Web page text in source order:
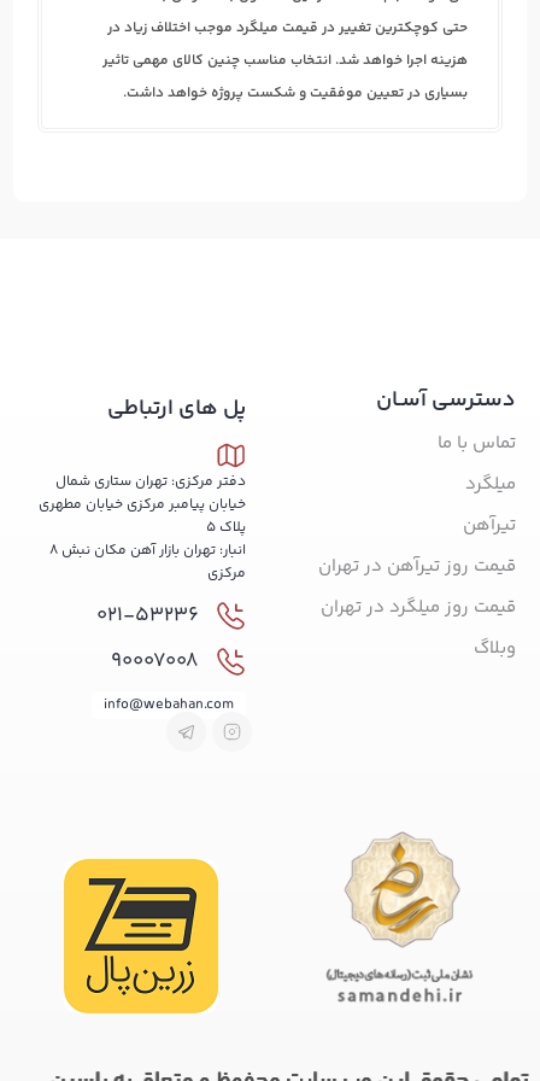
حتی کوچکترین تغییر در قیمت میلگرد موجب اختلاف زیاد در
هزینه اجرا خواهد شد. انتخاب مناسب چنین کالای مهمی تاثیر
بسیاری در تعیین موفقیت و شکست پروژه خواهد داشت.
دسترسی آسـان
تماس با ما
میلگرد
تیرآهن
قیمت روز تیرآهن در تهران
قیمت روز میلگرد در تهران
وبلاگ
پل های ارتباطی
دفتر مرکزی: تهران ستاری شمال
خیابان پیامبر مرکزی خیابان مطهری
پلاک 5
انبار: تهران بازار آهن مکان نبش 8
مرکزی
021-53236
90007008
info@webahan.com